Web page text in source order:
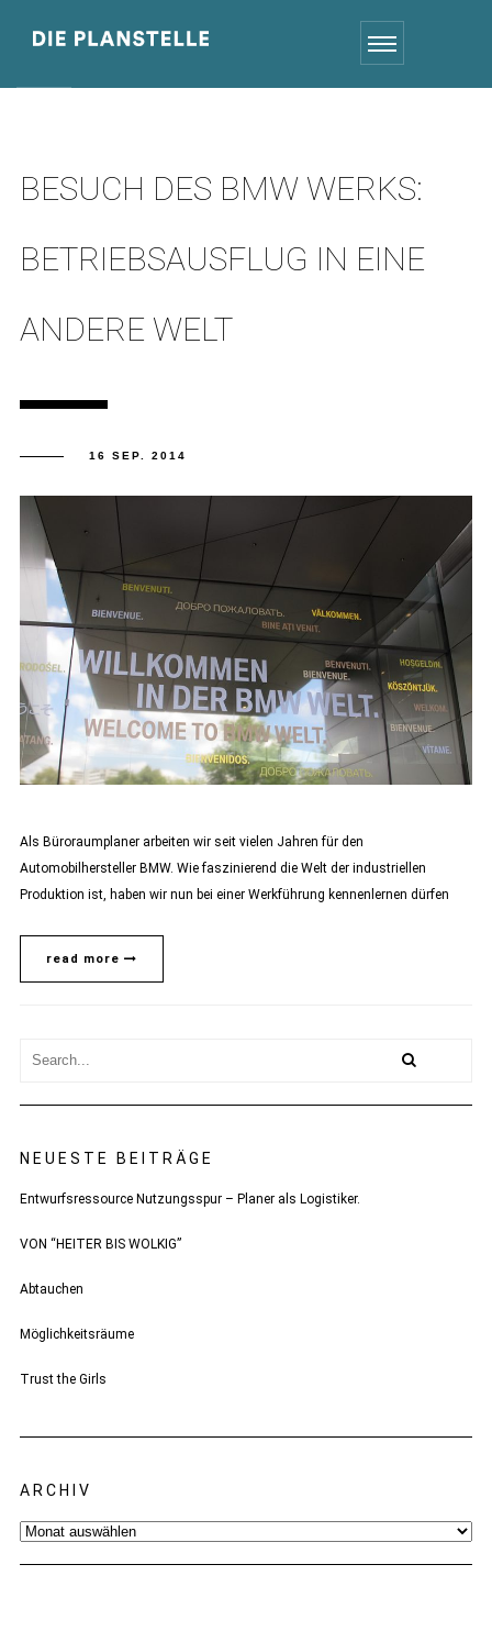
BESUCH DES BMW WERKS:
BETRIEBSAUSFLUG IN EINE
ANDERE WELT
16 SEP. 2014
Als Büroraumplaner arbeiten wir seit vielen Jahren für den
Automobilhersteller BMW. Wie faszinierend die Welt der industriellen
Produktion ist, haben wir nun bei einer Werkführung kennenlernen dürfen
read more
NEUESTE BEITRÄGE
Entwurfsressource Nutzungsspur – Planer als Logistiker.
VON “HEITER BIS WOLKIG”
Abtauchen
Möglichkeitsräume
Trust the Girls
ARCHIV
Archiv